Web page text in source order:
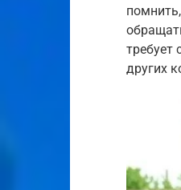
требует
других